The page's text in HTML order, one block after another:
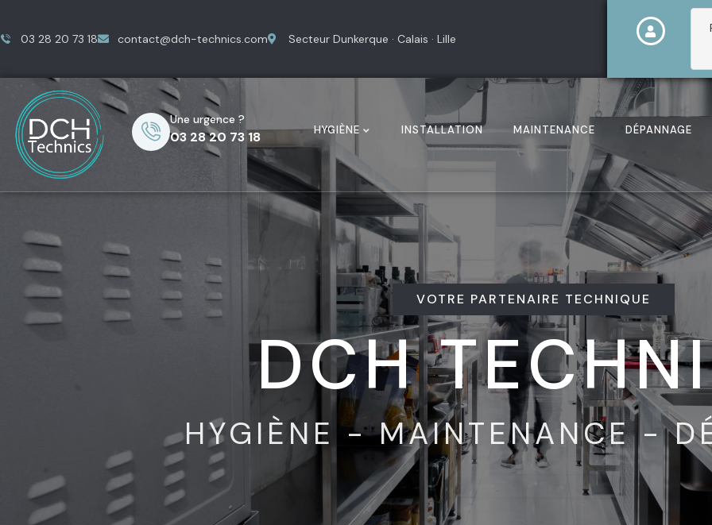
03 28 20 73 18 contact@dch-technics.com Secteur Dunkerque · Calais · Lille
Une urgence ?
03 28 20 73 18 HYGIÈNE INSTALLATION MAINTENANCE DÉPANNAGE
DCH
HYGIÈNE - MAINTENANCE -
VOTRE PARTENAIRE TECHNIQUE